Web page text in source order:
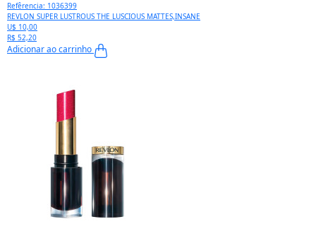
Refêrencia: 1036399
REVLON SUPER LUSTROUS THE LUSCIOUS MATTES,INSANE
U$ 10,00
R$ 52,20
Adicionar ao carrinho